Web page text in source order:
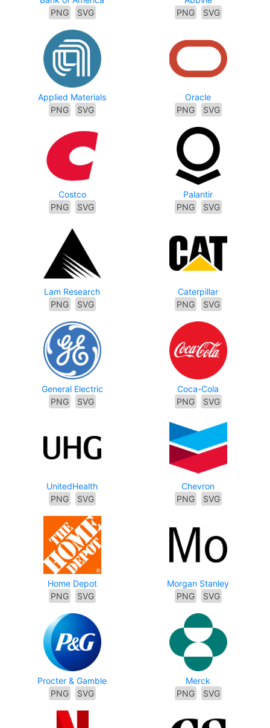
PNG
SVG
PNG
SVG
Applied Materials
PNG
SVG
Oracle
PNG
SVG
Costco
PNG
SVG
Palantir
PNG
SVG
Lam Research
PNG
SVG
Caterpillar
PNG
SVG
General Electric
PNG
SVG
Coca-Cola
PNG
SVG
UnitedHealth
PNG
SVG
Chevron
PNG
SVG
Home Depot
PNG
SVG
Morgan Stanley
PNG
SVG
Procter & Gamble
PNG
SVG
Merck
PNG
SVG